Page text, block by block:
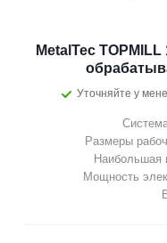
MetalTec
Уточняйте у
Размеры
Наибольшая
Мощность